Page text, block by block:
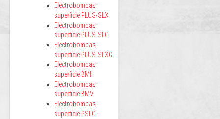
Electrobombas
superficie PLUS-SLX
Electrobombas
superficie PLUS-SLG
Electrobombas
superficie PLUS-SLXG
Electrobombas
superficie BMH
Electrobombas
superficie BMV
Electrobombas
superficie PSLG